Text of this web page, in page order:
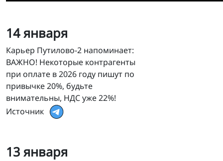
14 января
Карьер Путилово-2 напоминает:
ВАЖНО! Некоторые контрагенты
при оплате в 2026 году пишут по
привычке 20%, будьте
внимательны, НДС уже 22%!
Источник
13 января